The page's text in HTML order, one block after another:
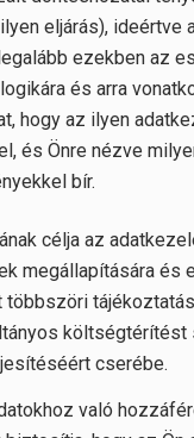
eljárás), ideértve
ezekben az
és arra
hogy az ilyen
és Önre nézve
bír.
célja az
megállapítására és
többszöri
költségtérítést
cserébe.
való